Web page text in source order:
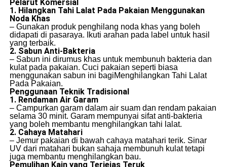
Pelarut Komersial
1. Hilangkan Tahi Lalat Pada Pakaian Menggunakan
Noda Khas
– Gunakan produk penghilang noda khas yang boleh
didapati di pasaraya. Ikuti arahan pada label untuk hasil
yang terbaik.
2. Sabun Anti-Bakteria
– Sabun ini dirumus khas untuk membunuh bakteria dan
kulat pada pakaian. Cuci pakaian seperti biasa
menggunakan sabun ini bagiMenghilangkan Tahi Lalat
Pada Pakaian.
Penggunaan Teknik Tradisional
1. Rendaman Air Garam
– Campurkan garam dalam air suam dan rendam pakaian
selama 30 minit. Garam mempunyai sifat anti-bakteria
yang boleh membantu menghilangkan tahi lalat.
2. Cahaya Matahari
– Jemur pakaian di bawah cahaya matahari terik. Sinar
UV dari matahari bukan sahaja membunuh kulat tetapi
juga membantu menghilangkan bau.
Pemulihan Kain yang Terjejas Teruk